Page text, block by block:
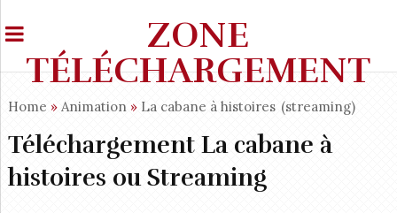
ZONE
TÉLÉCHARGEMENT
Home » Animation » La cabane à histoires (streaming)
Téléchargement La cabane à
histoires ou Streaming